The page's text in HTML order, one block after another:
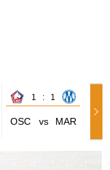
1 : 1
OSC vs MAR